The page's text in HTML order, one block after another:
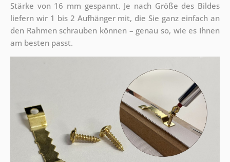
Stärke von 16 mm gespannt. Je nach Größe des Bildes
liefern wir 1 bis 2 Aufhänger mit, die Sie ganz einfach an
den Rahmen schrauben können – genau so, wie es Ihnen
am besten passt.